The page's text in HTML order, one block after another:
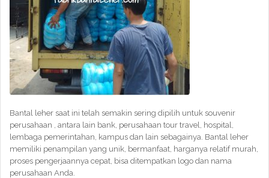
Bantal leher saat ini telah semakin sering dipilih untuk souvenir
perusahaan , antara lain bank, perusahaan tour travel, hospital,
lembaga pemerintahan, kampus dan lain sebagainya. Bantal leher
memiliki penampilan yang unik, bermanfaat, harganya relatif murah,
proses pengerjaannya cepat, bisa ditempatkan logo dan nama
perusahaan Anda.